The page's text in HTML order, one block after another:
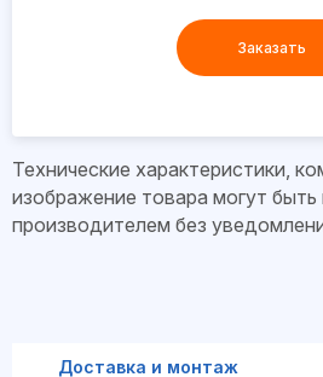
Заказать
Технические характеристики,
изображение товара могут
производителем без
Доставка и монтаж